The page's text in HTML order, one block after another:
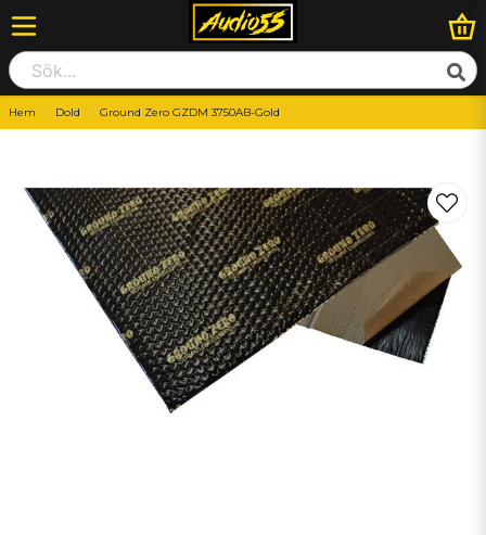
Hem Dold Ground Zero GZDM 3750AB-Gold